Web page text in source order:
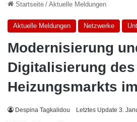
Startseite / Aktuelle Meldungen
Aktuelle Meldungen Netzwerke
Modernisierung
Digitalisierung
Heizungsmarkts
Despina Tagkalidou Letztes Update 3.